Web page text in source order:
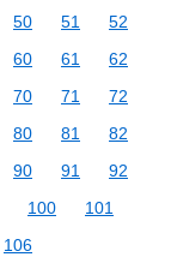
50 51
52
60 61
62
70 71
72
80 81
82
90 91
92
100
101
106